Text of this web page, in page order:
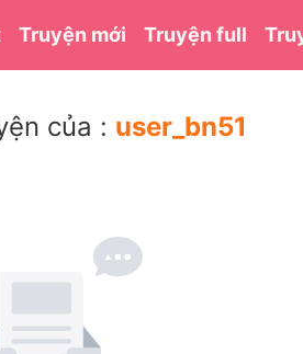
Truyện mới Truyện full
của : user_bn51